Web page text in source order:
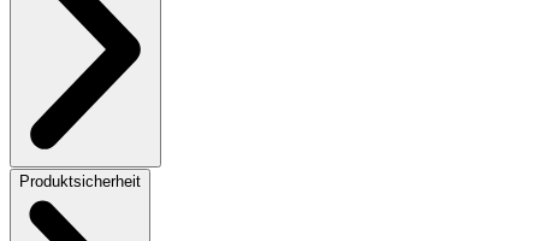
Produktsicherheit